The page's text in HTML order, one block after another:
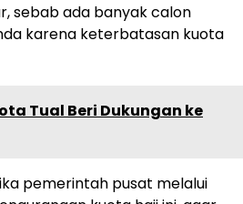
sebab ada banyak calon
karena keterbatasan kuota
Tual Beri Dukungan ke
pemerintah pusat melalui